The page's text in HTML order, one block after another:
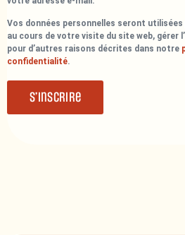
Vos données personnelles seront
au cours de votre visite du site web, gérer
pour d’autres raisons décrites dans notre
confidentialité.
S’inscrire